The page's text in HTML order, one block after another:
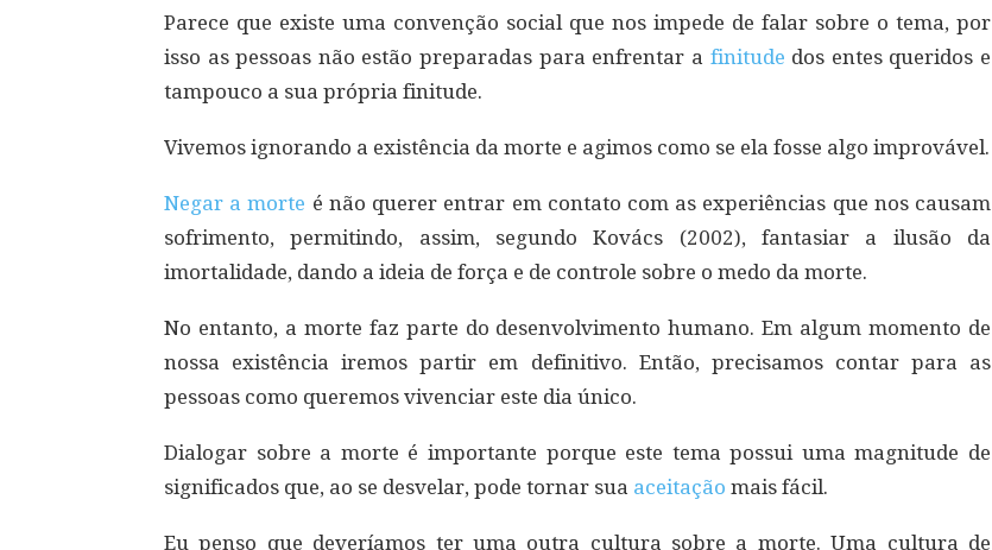
Parece que existe uma convenção social que nos impede de falar sobre o tema, por
isso as pessoas não estão preparadas para enfrentar a finitude dos entes queridos e
tampouco a sua própria finitude.
Vivemos ignorando a existência da morte e agimos como se ela fosse algo improvável.
Negar a morte é não querer entrar em contato com as experiências que nos causam
sofrimento, permitindo, assim, segundo Kovács (2002), fantasiar a ilusão da
imortalidade, dando a ideia de força e de controle sobre o medo da morte.
No entanto, a morte faz parte do desenvolvimento humano. Em algum momento de
nossa existência iremos partir em definitivo. Então, precisamos contar para as
pessoas como queremos vivenciar este dia único.
Dialogar sobre a morte é importante porque este tema possui uma magnitude de
significados que, ao se desvelar, pode tornar sua aceitação mais fácil.
Eu penso que deveríamos ter uma outra cultura sobre a morte. Uma cultura de